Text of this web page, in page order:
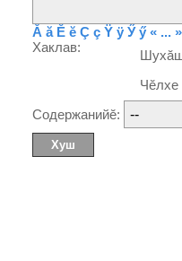
Ă ă Ĕ ĕ Ç ç Ÿ ÿ Ӳ ӳ « ... »
Хаклав:
Содержанийĕ: